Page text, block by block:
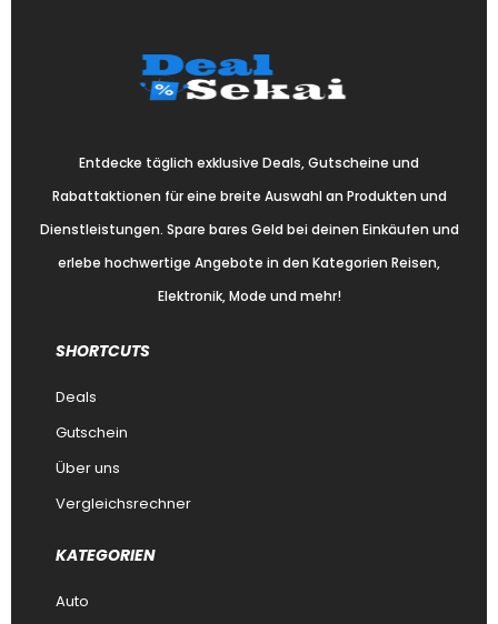
Entdecke täglich exklusive Deals, Gutscheine und
Rabattaktionen für eine breite Auswahl an Produkten und
Dienstleistungen. Spare bares Geld bei deinen Einkäufen und
erlebe hochwertige Angebote in den Kategorien Reisen,
Elektronik, Mode und mehr!
SHORTCUTS
Deals
Gutschein
Über uns
Vergleichsrechner
KATEGORIEN
Auto